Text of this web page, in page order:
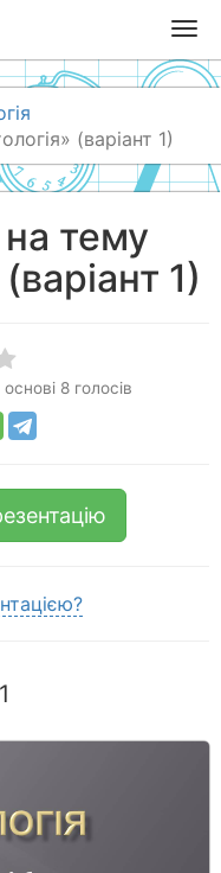
T
o
g
e
n
g
(варіант 1)
тему
1)
основі 8голосів